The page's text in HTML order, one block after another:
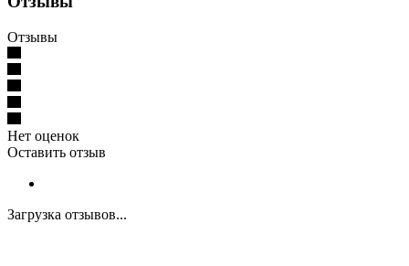
Отзывы
Нет оценок
Оставить отзыв
Загрузка отзывов...